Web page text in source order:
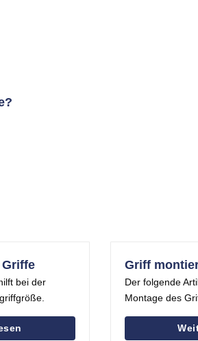
Griffe
bei der
Griff
Der folgende
Montage des